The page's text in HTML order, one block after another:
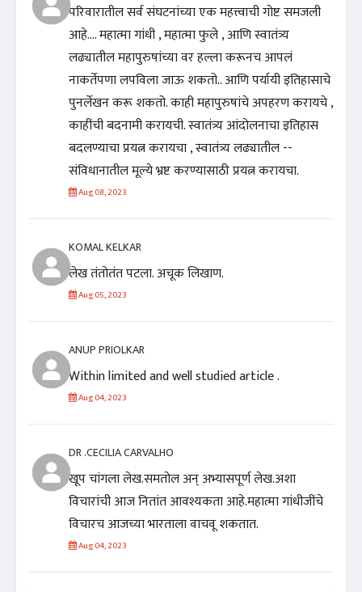
परिवारातील सर्व संघटनांच्या एक महत्त्वाची गोष्ट समजली
आहे.... महात्मा गांधी , महात्मा फुले , आणि स्वातंत्र्य
लढ्यातील महापुरुषांच्या वर हल्ला करूनच आपलं
नाकर्तेपणा लपविला जाऊ शकतो.. आणि पर्यायी इतिहासाचे
पुनर्लेखन करू शकतो. काही महापुरुषांचे अपहरण करायचे ,
काहींची बदनामी करायची. स्वातंत्र्य आंदोलनाचा इतिहास
बदलण्याचा प्रयत्न करायचा , स्वातंत्र्य लढ्यातील --
संविधानातील मूल्ये भ्रष्ट करण्यासाठी प्रयत्न करायचा.
Aug 08, 2023
KOMAL KELKAR
लेख तंतोतंत पटला. अचूक लिखाण.
Aug 05, 2023
ANUP PRIOLKAR
Within limited and well studied article .
Aug 04, 2023
DR .CECILIA CARVALHO
खूप चांगला लेख.समतोल अन् अभ्यासपूर्ण लेख.अशा
विचारांची आज नितांत आवश्यकता आहे.महात्मा गांधीजींचे
विचारच आजच्या भारताला वाचवू शकतात.
Aug 04, 2023